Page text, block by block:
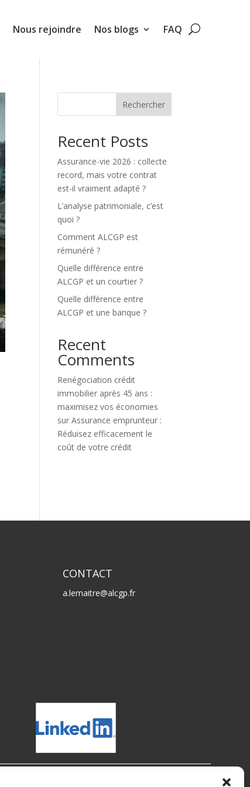
Nous rejoindre Nos blogs FAQ
Rechercher
Recent Posts
Assurance-vie 2026 : collecte
record, mais votre contrat
est-il vraiment adapté ?
L’analyse patrimoniale, c’est
quoi ?
Comment ALCGP est
rémunéré ?
Quelle différence entre
ALCGP et un courtier ?
Quelle différence entre
ALCGP et une banque ?
Recent
Comments
Renégociation crédit
immobilier après 45 ans :
maximisez vos économies
surAssurance emprunteur :
Réduisez efficacement le
coût de votre crédit
CONTACT
a.lemaitre@alcgp.fr